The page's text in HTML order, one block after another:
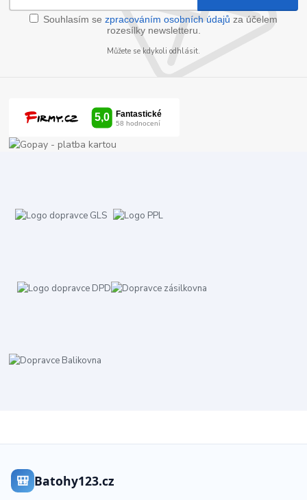
Souhlasím se zpracováním osobních údajů za účelem
rozesílky newsletteru.
Můžete se kdykoli odhlásit.
🎒 Batohy123.cz